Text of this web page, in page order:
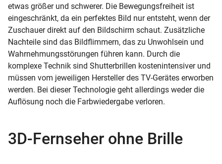
etwas größer und schwerer. Die Bewegungsfreiheit ist
eingeschränkt, da ein perfektes Bild nur entsteht, wenn der
Zuschauer direkt auf den Bildschirm schaut. Zusätzliche
Nachteile sind das Bildflimmern, das zu Unwohlsein und
Wahrnehmungsstörungen führen kann. Durch die
komplexe Technik sind Shutterbrillen kostenintensiver und
müssen vom jeweiligen Hersteller des TV-Gerätes erworben
werden. Bei dieser Technologie geht allerdings weder die
Auflösung noch die Farbwiedergabe verloren.
3D-Fernseher ohne Brille